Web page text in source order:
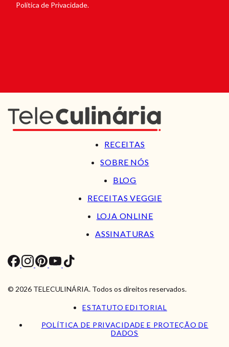
Política de Privacidade.
RECEITAS
SOBRE NÓS
BLOG
RECEITAS VEGGIE
LOJA ONLINE
ASSINATURAS
© 2026 TELECULINÁRIA. Todos os direitos reservados.
ESTATUTO EDITORIAL
POLÍTICA DE PRIVACIDADE E PROTEÇÃO DE
DADOS